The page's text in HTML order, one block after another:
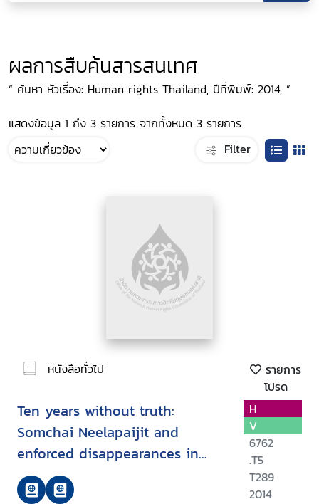
ผลการสืบค้นสารสนเทศ
“ ค้นหา หัวเรื่อง: Human rights Thailand, ปีที่พิมพ์: 2014, ”
แสดงข้อมูล 1 ถึง 3 รายการ จากทั้งหมด 3 รายการ
Filter
หนังสือทั่วไป
รายการ
โปรด
Ten years without truth:
Somchai Neelapaijit and
enforced disappearances in
Thailand
H
V
6762
.T5
T289
2014